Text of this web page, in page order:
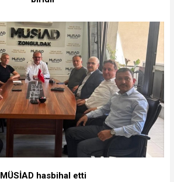
MÜSİAD hasbihal etti